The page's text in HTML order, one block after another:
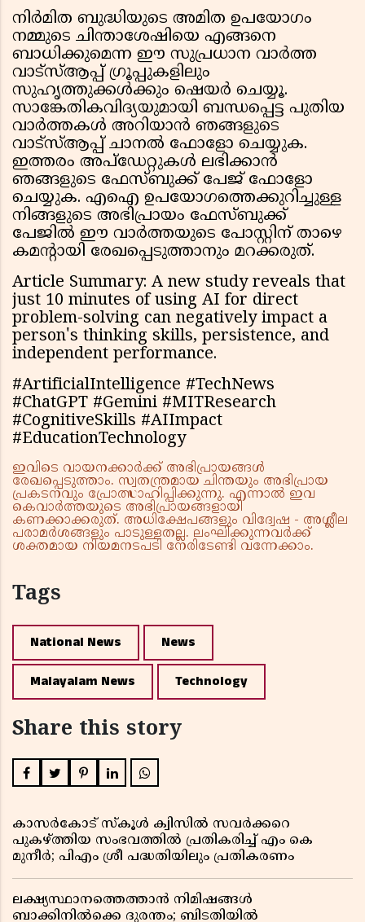
നിർമിത ബുദ്ധിയുടെ അമിത ഉപയോഗം
നമ്മുടെ ചിന്താശേഷിയെ എങ്ങനെ
ബാധിക്കുമെന്ന ഈ സുപ്രധാന വാർത്ത
വാട്സ്ആപ്പ് ഗ്രൂപ്പുകളിലും
സുഹൃത്തുക്കൾക്കും ഷെയർ ചെയ്യൂ.
സാങ്കേതികവിദ്യയുമായി ബന്ധപ്പെട്ട പുതിയ
വാർത്തകൾ അറിയാൻ ഞങ്ങളുടെ
വാട്സ്ആപ്പ് ചാനൽ ഫോളോ ചെയ്യുക.
ഇത്തരം അപ്‌ഡേറ്റുകൾ ലഭിക്കാൻ
ഞങ്ങളുടെ ഫേസ്ബുക്ക് പേജ് ഫോളോ
ചെയ്യുക. എഐ ഉപയോഗത്തെക്കുറിച്ചുള്ള
നിങ്ങളുടെ അഭിപ്രായം ഫേസ്ബുക്ക്
പേജിൽ ഈ വാർത്തയുടെ പോസ്റ്റിന് താഴെ
കമന്റായി രേഖപ്പെടുത്താനും മറക്കരുത്.
Article Summary: A new study reveals that
just 10 minutes of using AI for direct
problem-solving can negatively impact a
person's thinking skills, persistence, and
independent performance.
#ArtificialIntelligence #TechNews
#ChatGPT #Gemini #MITResearch
#CognitiveSkills #AIImpact
#EducationTechnology
ഇവിടെ വായനക്കാർക്ക് അഭിപ്രായങ്ങൾ
രേഖപ്പെടുത്താം. സ്വതന്ത്രമായ ചിന്തയും അഭിപ്രായ
പ്രകടനവും പ്രോത്സാഹിപ്പിക്കുന്നു. എന്നാൽ ഇവ
കെവാർത്തയുടെ അഭിപ്രായങ്ങളായി
കണക്കാക്കരുത്. അധിക്ഷേപങ്ങളും വിദ്വേഷ - അശ്ലീല
പരാമർശങ്ങളും പാടുള്ളതല്ല. ലംഘിക്കുന്നവർക്ക്
ശക്തമായ നിയമനടപടി നേരിടേണ്ടി വന്നേക്കാം.
Tags
National News News
Malayalam News Technology
Share this story
കാസർകോട് സ്കൂൾ ക്വിസിൽ സവർക്കറെ
പുകഴ്ത്തിയ സംഭവത്തിൽ പ്രതികരിച്ച് എം കെ
മുനീർ; പിഎം ശ്രീ പദ്ധതിയിലും പ്രതികരണം
ലക്ഷ്യസ്ഥാനത്തെത്താൻ നിമിഷങ്ങൾ
ബാക്കിനിൽക്കെ ദുരന്തം; ബിടതിയിൽ